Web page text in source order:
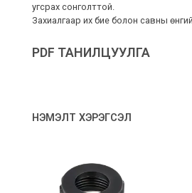
угсрах сонголттой.
Захиалгаар их бие болон савны
PDF ТАНИЛЦУУЛГА
НЭМЭЛТ ХЭРЭГСЭЛ